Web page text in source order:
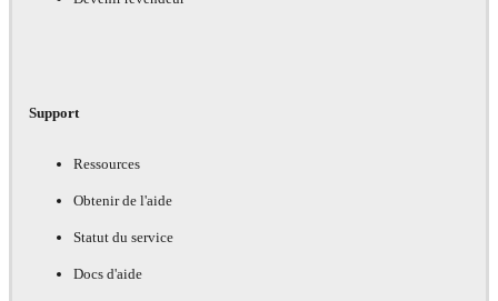
Support
Ressources
Obtenir de l'aide
Statut du service
Docs d'aide